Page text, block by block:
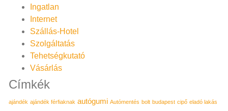
Ingatlan
Internet
Szállás-Hotel
Szolgáltatás
Tehetségkutató
Vásárlás
Címkék
ajándék ajándék férfiaknak autógumi Autómentés bolt budapest cipő eladó lakás